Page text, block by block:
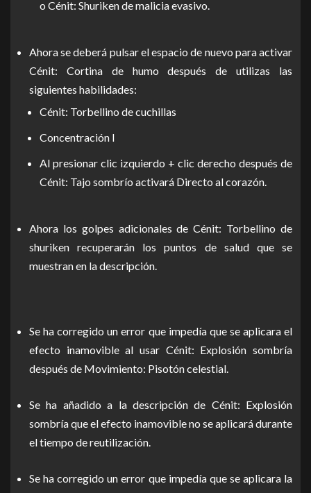
o Cénit: Shuriken de malicia evasivo.
Ahora se deberá pulsar el espacio de nuevo para activar
Cénit: Cortina de humo después de utilizas las
siguientes habilidades:
Cénit: Torbellino de cuchillas
Concentración I
Al presionar clic izquierdo + clic derecho después de
Cénit: Tajo sombrío activará Directo al corazón.
Ahora los golpes adicionales de Cénit: Torbellino de
shuriken recuperarán los puntos de salud que se
muestran en la descripción.
Se ha corregido un error que impedía que se aplicara el
efecto inamovible al usar Cénit: Explosión sombría
después de Movimiento: Pisotón celestial.
Se ha añadido a la descripción de Cénit: Explosión
sombría que el efecto inamovible no se aplicará durante
el tiempo de reutilización.
Se ha corregido un error que impedía que se aplicara la